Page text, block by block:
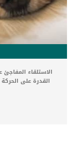
الاستلقاء
القدرة على
الكلاب التي
وقت ممكن. ايضا